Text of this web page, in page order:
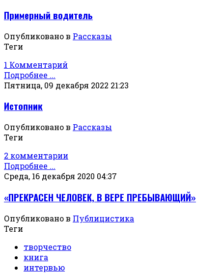
Примерный водитель
Опубликовано в Рассказы
Теги
1 Комментарий
Подробнее ...
Пятница, 09 декабря 2022 21:23
Истопник
Опубликовано в Рассказы
Теги
2 комментарии
Подробнее ...
Среда, 16 декабря 2020 04:37
«ПРЕКРАСЕН ЧЕЛОВЕК, В ВЕРЕ ПРЕБЫВАЮЩИЙ»
Опубликовано в Публицистика
Теги
творчество
книга
интервью